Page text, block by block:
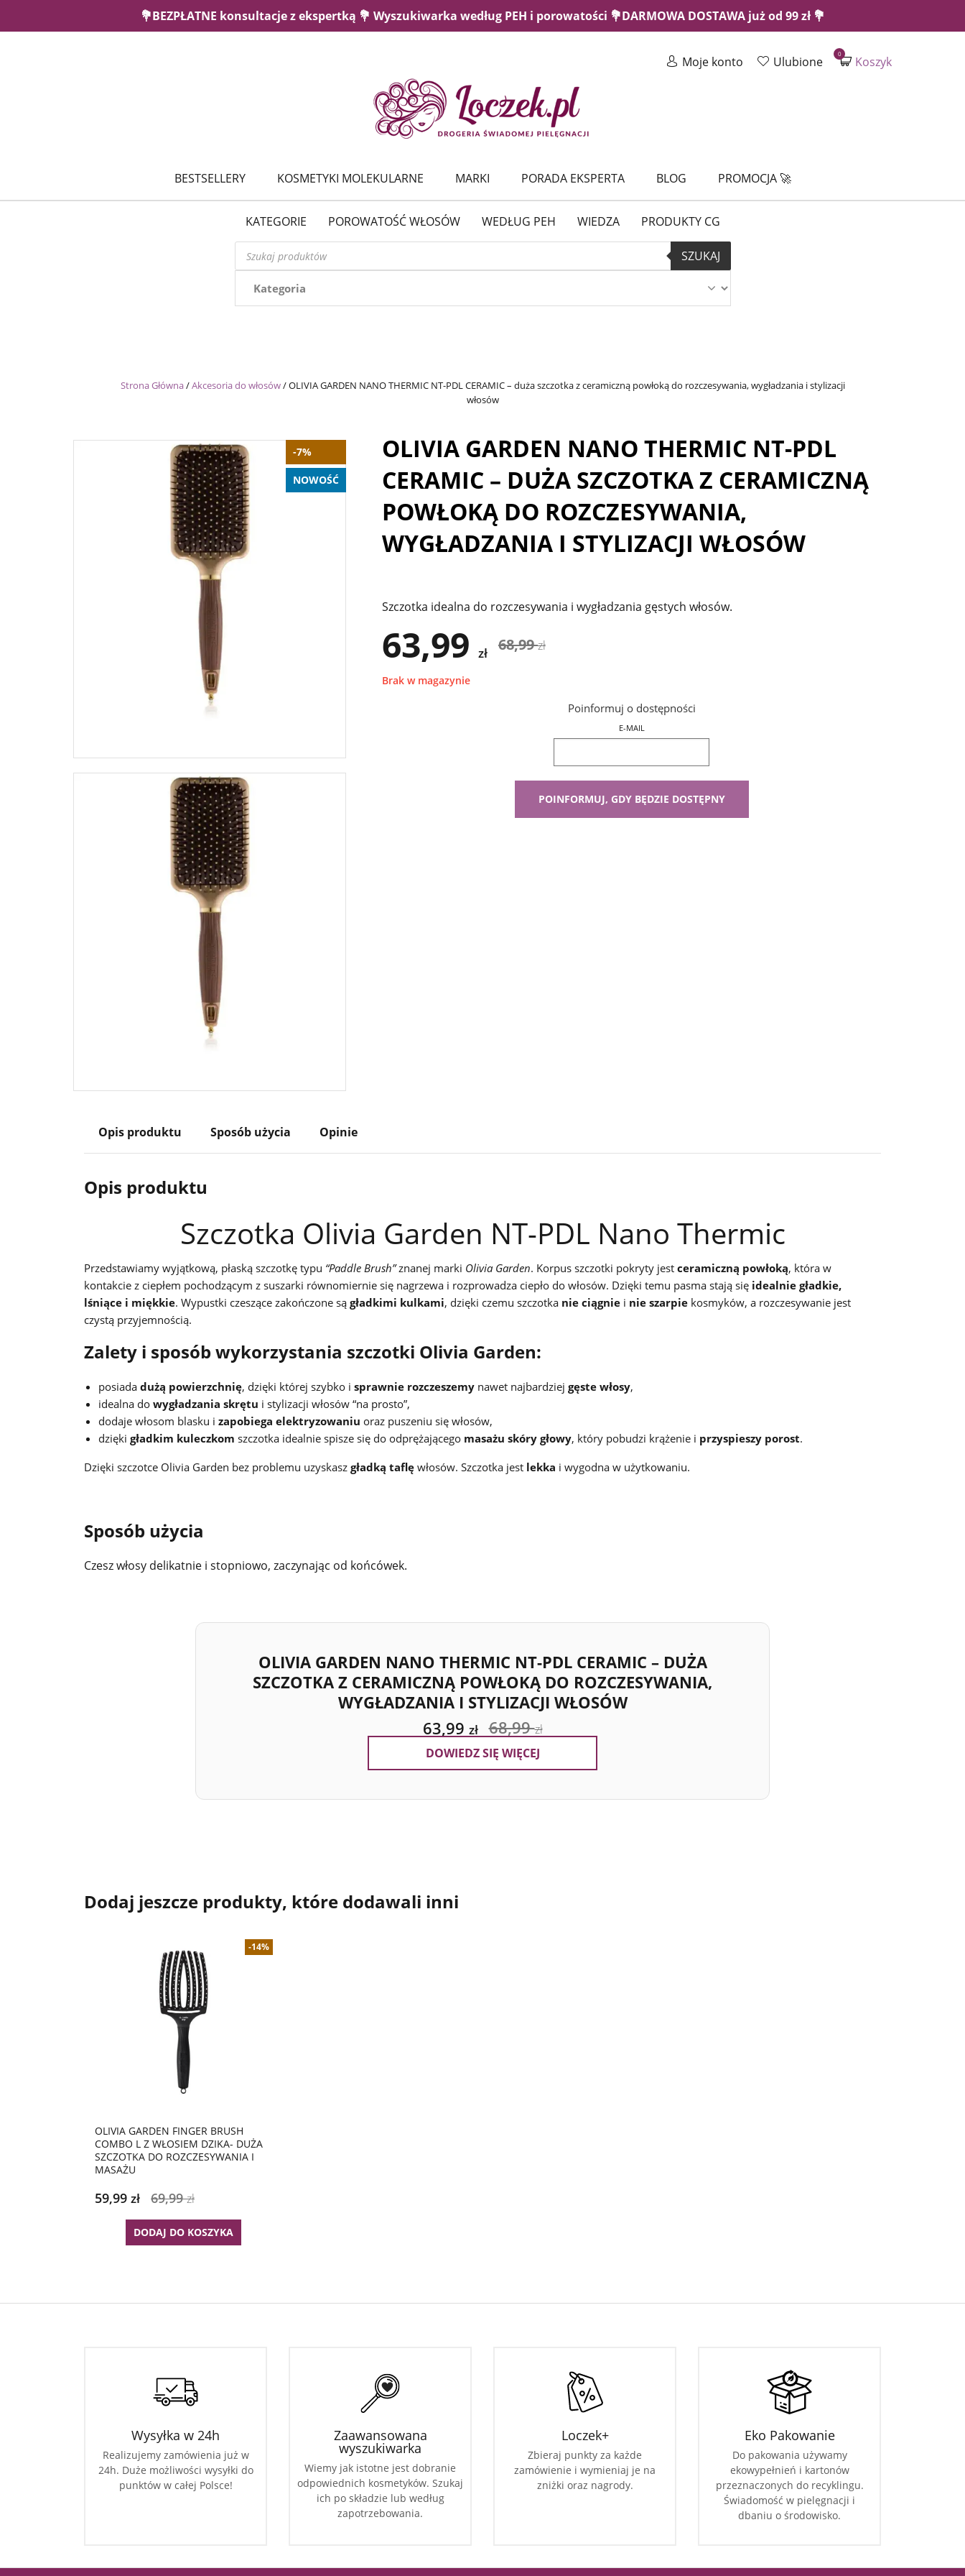
💐BEZPŁATNE konsultacje z ekspertką 💐 Wyszukiwarka według PEH i porowatości 💐DARMOWA DOSTAWA już od 99 zł 💐
Moje konto Ulubione Koszyk
0
BESTSELLERY KOSMETYKI MOLEKULARNE MARKI PORADA EKSPERTA BLOG PROMOCJA 🚀
KATEGORIE POROWATOŚĆ WŁOSÓW WEDŁUG PEH WIEDZA PRODUKTY CG
Wyszukiwarka
produktów
SZUKAJ
Strona Główna/Akcesoria do włosów/OLIVIA GARDEN NANO THERMIC NT-PDL CERAMIC – duża szczotka z ceramiczną powłoką do rozczesywania, wygładzania i stylizacji
włosów
-7%
NOWOŚĆ
OLIVIA GARDEN NANO THERMIC NT-PDL
CERAMIC – DUŻA SZCZOTKA Z CERAMICZNĄ
POWŁOKĄ DO ROZCZESYWANIA,
WYGŁADZANIA I STYLIZACJI WŁOSÓW
Szczotka idealna do rozczesywania i wygładzania gęstych włosów.
63,99 zł 68,99zł
Brak w magazynie
Poinformuj o dostępności
E-MAIL
Opis produktu Sposób użycia Opinie
Opis produktu
Szczotka Olivia Garden NT-PDL Nano Thermic
Przedstawiamy wyjątkową, płaską szczotkę typu “Paddle Brush”znanej marki Olivia Garden. Korpus szczotki pokryty jest ceramiczną powłoką, która w
kontakcie z ciepłem pochodzącym z suszarki równomiernie się nagrzewa i rozprowadza ciepło do włosów. Dzięki temu pasma stają się idealnie gładkie,
lśniące i miękkie. Wypustki czeszące zakończone są gładkimi kulkami, dzięki czemu szczotka nie ciągnie i nie szarpie kosmyków, a rozczesywanie jest
czystą przyjemnością.
Zalety i sposób wykorzystania szczotki Olivia Garden:
posiada dużą powierzchnię, dzięki której szybko i sprawnie rozczeszemy nawet najbardziej gęste włosy,
idealna do wygładzania skrętu i stylizacji włosów “na prosto”,
dodaje włosom blasku i zapobiega elektryzowaniu oraz puszeniu się włosów,
dzięki gładkim kuleczkom szczotka idealnie spisze się do odprężającego masażu skóry głowy, który pobudzi krążenie i przyspieszy porost.
Dzięki szczotce Olivia Garden bez problemu uzyskasz gładką taflę włosów. Szczotka jest lekka i wygodna w użytkowaniu.
Sposób użycia
Czesz włosy delikatnie i stopniowo, zaczynając od końcówek.
OLIVIA GARDEN NANO THERMIC NT-PDL CERAMIC – DUŻA
SZCZOTKA Z CERAMICZNĄ POWŁOKĄ DO ROZCZESYWANIA,
WYGŁADZANIA I STYLIZACJI WŁOSÓW
63,99 zł 68,99zł
DOWIEDZ SIĘ WIĘCEJ
Dodaj jeszcze produkty, które dodawali inni
-14%
OLIVIA GARDEN FINGER BRUSH
COMBO L Z WŁOSIEM DZIKA- DUŻA
SZCZOTKA DO ROZCZESYWANIA I
MASAŻU
59,99 zł 69,99zł
DODAJ DO KOSZYKA
Wysyłka w 24h
Realizujemy zamówienia już w
24h. Duże możliwości wysyłki do
punktów w całej Polsce!
Zaawansowana
wyszukiwarka
Wiemy jak istotne jest dobranie
odpowiednich kosmetyków. Szukaj
ich po składzie lub według
zapotrzebowania.
Loczek+
Zbieraj punkty za każde
zamówienie i wymieniaj je na
zniżki oraz nagrody.
Eko Pakowanie
Do pakowania używamy
ekowypełnień i kartonów
przeznaczonych do recyklingu.
Świadomość w pielęgnacji i
dbaniu o środowisko.